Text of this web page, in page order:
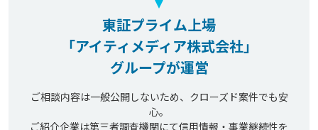
東証プライム上場
「アイティメディア株式会社」
グループが運営
ご相談内容は一般公開しないため、クローズド案件でも安
心。
ご紹介企業は第三者調査機関にて信用情報・事業継続性を